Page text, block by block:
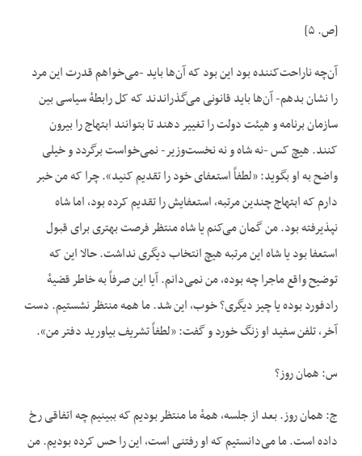
[ص. ۵]
آن‌چه ناراحت‌کننده بود این بود که آن‌ها باید -می‌خواهم قدرت این مرد
را نشان بدهم- آن‌ها باید قانونی می‌گذراندند که کل رابطهٔ سیاسی بین
سازمان برنامه و هیئت دولت را تغییر دهند تا بتوانند ابتهاج را بیرون
کنند. هیچ کس -نه شاه و نه نخست‌وزیر- نمی‌خواست برگردد و خیلی
واضح به او بگوید: «لطفاً استعفای خود را تقدیم کنید». چرا که من خبر
دارم که ابتهاج چندین مرتبه، استعفایش را تقدیم کرده بود، اما شاه
نپذیرفته بود. من گمان می‌کنم یا شاه منتظر فرصت بهتری برای قبول
استعفا بود یا شاه این مرتبه هیچ انتخاب دیگری نداشت. حالا این که
توضیح واقع ماجرا چه بوده، من نمی‌دانم. آیا این صرفاً به خاطر قضیهٔ
رادفورد بوده یا چیز دیگری؟ خوب، این شد. ما همه منتظر نشستیم. دست
آخر، تلفن سفید او زنگ خورد و گفت: «لطفاً تشریف بیاورید دفتر من».
س: همان روز؟
ج: همان روز. بعد از جلسه، همهٔ ما منتظر بودیم که ببینیم چه اتفاقی رخ
داده است. ما می‌دانستیم که او رفتنی است،‌ این را حس کرده بودیم. من